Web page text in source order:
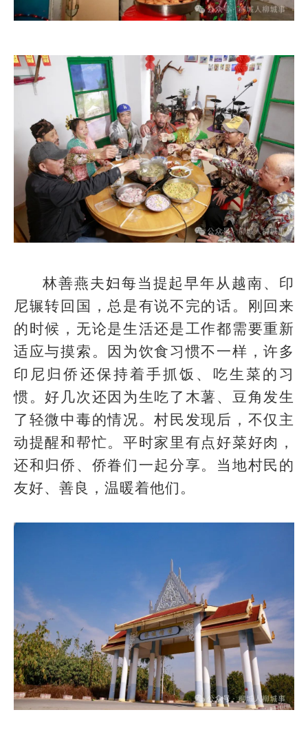
林善燕夫妇每当提起早年从越南、印
尼辗转回国，总是有说不完的话。刚回来
的时候，无论是生活还是工作都需要重新
适应与摸索。因为饮食习惯不一样，许多
印尼归侨还保持着手抓饭、吃生菜的习
惯。好几次还因为生吃了木薯、豆角发生
了轻微中毒的情况。村民发现后，不仅主
动提醒和帮忙。平时家里有点好菜好肉，
还和归侨、侨眷们一起分享。当地村民的
友好、善良，温暖着他们。